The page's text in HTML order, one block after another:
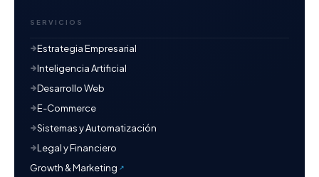
SERVICIOS
Estrategia Empresarial
Inteligencia Artificial
Desarrollo Web
E-Commerce
Sistemas y Automatización
Legal y Financiero
Growth & Marketing